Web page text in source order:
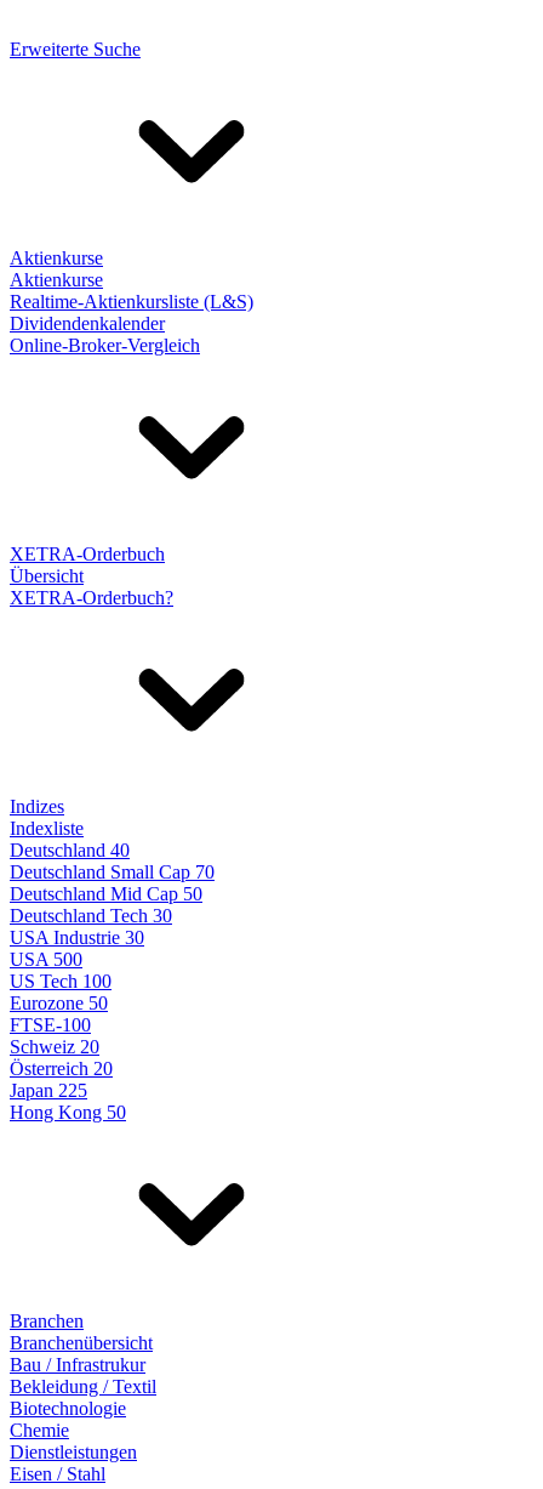
Erweiterte Suche
Aktienkurse
Aktienkurse
Realtime-Aktienkursliste (L&S)
Dividendenkalender
Online-Broker-Vergleich
XETRA-Orderbuch
Übersicht
XETRA-Orderbuch?
Indizes
Indexliste
Deutschland 40
Deutschland Small Cap 70
Deutschland Mid Cap 50
Deutschland Tech 30
USA Industrie 30
USA 500
US Tech 100
Eurozone 50
FTSE-100
Schweiz 20
Österreich 20
Japan 225
Hong Kong 50
Branchen
Branchenübersicht
Bau / Infrastrukur
Bekleidung / Textil
Biotechnologie
Chemie
Dienstleistungen
Eisen / Stahl